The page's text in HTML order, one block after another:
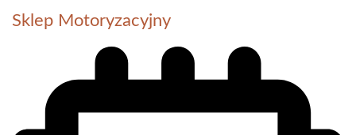
Sklep Motoryzacyjny